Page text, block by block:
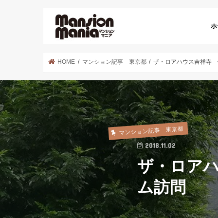
HOME マンション記事 東京都 ザ・ロアハウス吉祥寺
マンション記事 東京都
2018.11.02
ザ・ロア
ム訪問